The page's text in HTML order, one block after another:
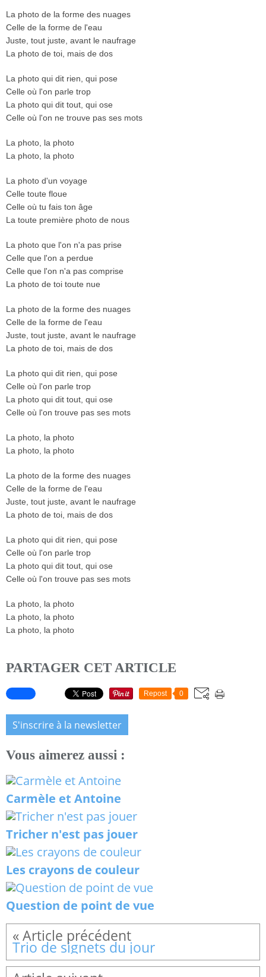
La photo de la forme des nuages
Celle de la forme de l'eau
Juste, tout juste, avant le naufrage
La photo de toi, mais de dos
La photo qui dit rien, qui pose
Celle où l'on parle trop
La photo qui dit tout, qui ose
Celle où l'on ne trouve pas ses mots
La photo, la photo
La photo, la photo
La photo d'un voyage
Celle toute floue
Celle où tu fais ton âge
La toute première photo de nous
La photo que l'on n'a pas prise
Celle que l'on a perdue
Celle que l'on n'a pas comprise
La photo de toi toute nue
La photo de la forme des nuages
Celle de la forme de l'eau
Juste, tout juste, avant le naufrage
La photo de toi, mais de dos
La photo qui dit rien, qui pose
Celle où l'on parle trop
La photo qui dit tout, qui ose
Celle où l'on trouve pas ses mots
La photo, la photo
La photo, la photo
La photo de la forme des nuages
Celle de la forme de l'eau
Juste, tout juste, avant le naufrage
La photo de toi, mais de dos
La photo qui dit rien, qui pose
Celle où l'on parle trop
La photo qui dit tout, qui ose
Celle où l'on trouve pas ses mots
La photo, la photo
La photo, la photo
La photo, la photo
PARTAGER CET ARTICLE
Repost 0
S'inscrire à la newsletter
Vous aimerez aussi :
Carmèle et Antoine
Tricher n'est pas jouer
Les crayons de couleur
Question de point de vue
Trio de signets du jour